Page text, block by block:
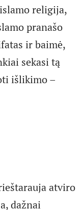
religija,
pranašo
ir baimė,
sekasi tą
išlikimo –
atviro
dažnai